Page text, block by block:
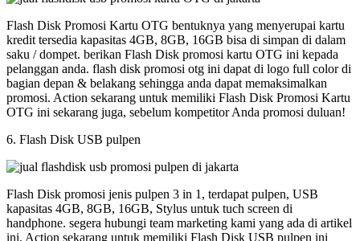
Flash Disk Promosi Kartu OTG bentuknya yang menyerupai kartu
kredit tersedia kapasitas 4GB, 8GB, 16GB bisa di simpan di dalam
saku / dompet. berikan Flash Disk promosi kartu OTG ini kepada
pelanggan anda. flash disk promosi otg ini dapat di logo full color di
bagian depan & belakang sehingga anda dapat memaksimalkan
promosi. Action sekarang untuk memiliki Flash Disk Promosi Kartu
OTG ini sekarang juga, sebelum kompetitor Anda promosi duluan!
6. Flash Disk USB pulpen
Flash Disk promosi jenis pulpen 3 in 1, terdapat pulpen, USB
kapasitas 4GB, 8GB, 16GB, Stylus untuk tuch screen di
handphone. segera hubungi team marketing kami yang ada di artikel
ini. Action sekarang untuk memiliki Flash Disk USB pulpen ini